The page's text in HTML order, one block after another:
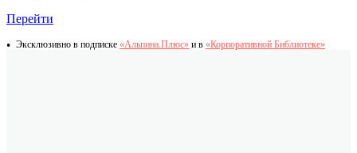
Перейти
Эксклюзивно в подписке «Альпина.Плюс» и в «Корпоративной Библиотеке»